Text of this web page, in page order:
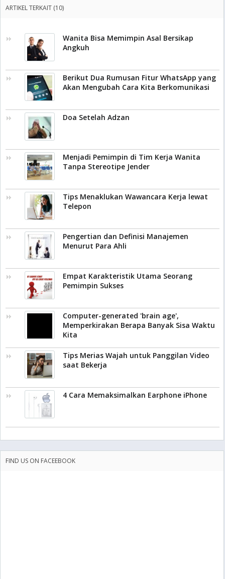
ARTIKEL TERKAIT (10)
Wanita Bisa Memimpin Asal Bersikap
Angkuh
Berikut Dua Rumusan Fitur WhatsApp yang
Akan Mengubah Cara Kita Berkomunikasi
Doa Setelah Adzan
Menjadi Pemimpin di Tim Kerja Wanita
Tanpa Stereotipe Jender
Tips Menaklukan Wawancara Kerja lewat
Telepon
Pengertian dan Definisi Manajemen
Menurut Para Ahli
Empat Karakteristik Utama Seorang
Pemimpin Sukses
Computer-generated 'brain age',
Memperkirakan Berapa Banyak Sisa Waktu
Kita
Tips Merias Wajah untuk Panggilan Video
saat Bekerja
4 Cara Memaksimalkan Earphone iPhone
FIND US ON FACEEBOOK